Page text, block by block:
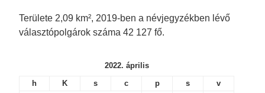
Területe 2,09 km², 2019-ben a névjegyzékben lévő
választópolgárok száma 42 127 fő.
2022. április
h
K s c p s
v